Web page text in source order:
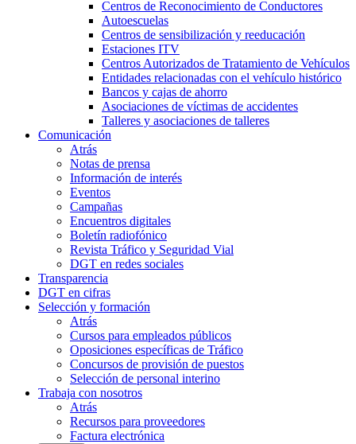
Centros de Reconocimiento de Conductores
Autoescuelas
Centros de sensibilización y reeducación
Estaciones ITV
Centros Autorizados de Tratamiento de Vehículos
Entidades relacionadas con el vehículo histórico
Bancos y cajas de ahorro
Asociaciones de víctimas de accidentes
Talleres y asociaciones de talleres
Comunicación
Atrás
Notas de prensa
Información de interés
Eventos
Campañas
Encuentros digitales
Boletín radiofónico
Revista Tráfico y Seguridad Vial
DGT en redes sociales
Transparencia
DGT en cifras
Selección y formación
Atrás
Cursos para empleados públicos
Oposiciones específicas de Tráfico
Concursos de provisión de puestos
Selección de personal interino
Trabaja con nosotros
Atrás
Recursos para proveedores
Factura electrónica